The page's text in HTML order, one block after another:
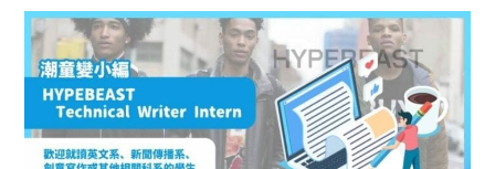
貸款
貸款
計算
資訊
Blog
大專
常見
問題